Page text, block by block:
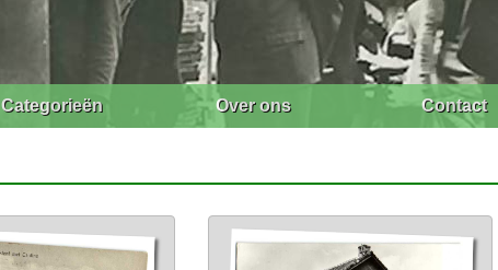
Categorieën Over ons Contact